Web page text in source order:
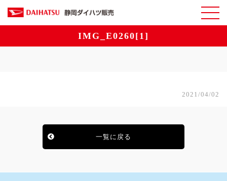
IMG_E0260[1]
2021/04/02
一覧に戻る